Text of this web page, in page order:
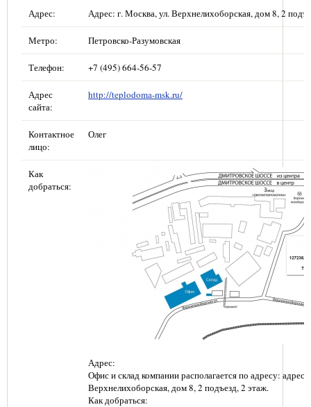
Адрес: Адрес: г. Москва, ул. Верхнелихоборская, дом 8, 2
Метро: Петровско-Разумовская
Телефон: +7 (495) 664-56-57
Адрес
сайта:
http://teplodoma-msk.ru/
Контактное
лицо:
Олег
Как
добраться:
Адрес:
Офис и склад компании располагается по адресу: адрес:
Верхнелихоборская, дом 8, 2 подъезд, 2 этаж.
Как добраться: